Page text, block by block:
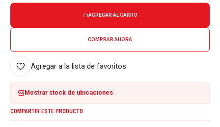
AGREGAR AL CARRO
COMPRAR AHORA
Agregar a la lista de favoritos
Mostrar stock de ubicaciones
COMPARTIR ESTE PRODUCTO